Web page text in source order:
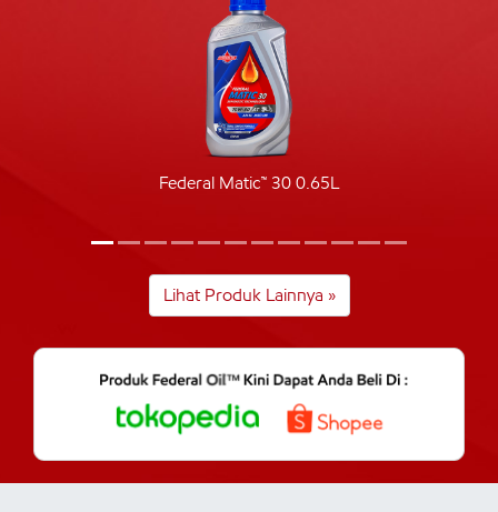
Federal Matic™ 30 0.65L
Lihat Produk Lainnya »